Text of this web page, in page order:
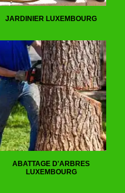
JARDINIER LUXEMBOURG
ABATTAGE D'ARBRES
LUXEMBOURG